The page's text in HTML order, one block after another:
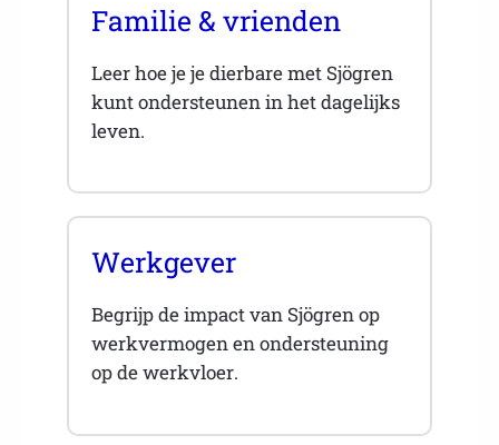
Familie & vrienden
Leer hoe je je dierbare met Sjögren
kunt ondersteunen in het dagelijks
leven.
Werkgever
Begrijp de impact van Sjögren op
werkvermogen en ondersteuning
op de werkvloer.